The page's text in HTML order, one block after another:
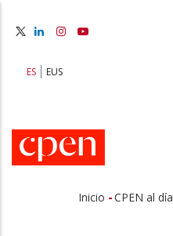
principal
ES EUS
Inicio -CPEN al día